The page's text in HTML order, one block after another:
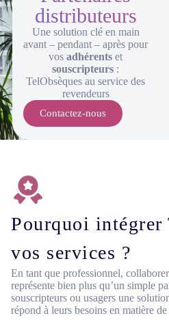
distributeurs
Une solution clé en main
avant – pendant – après pour
vosadhérents et
souscripteurs :
TelObsèques au service des
revendeurs
Contactez-nous
Pourquoi intégrer
vos services ?
En tant que professionnel,
représente bien plus qu’un simple
souscripteurs ou usagers une
répond à leurs besoins en matière